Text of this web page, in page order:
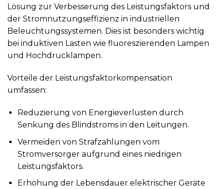
Lösung zur Verbesserung des Leistungsfaktors und
der Stromnutzungseffizienz in industriellen
Beleuchtungssystemen. Dies ist besonders wichtig
bei induktiven Lasten wie fluoreszierenden Lampen
und Hochdrucklampen.
Vorteile der Leistungsfaktorkompensation
umfassen:
Reduzierung von Energieverlusten durch
Senkung des Blindstroms in den Leitungen.
Vermeiden von Strafzahlungen vom
Stromversorger aufgrund eines niedrigen
Leistungsfaktors.
Erhöhung der Lebensdauer elektrischer Geräte